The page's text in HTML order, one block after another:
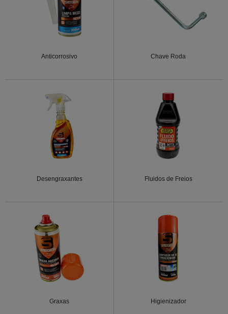
Anticorrosivo Chave Roda
Desengraxantes Fluidos de Freios
Graxas Higienizador